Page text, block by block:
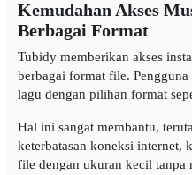
Kemudahan Akses
Berbagai Format
Tubidy memberikan akses
berbagai format file.
lagu dengan pilihan format
Hal ini sangat membantu,
keterbatasan koneksi internet,
file dengan ukuran kecil tanpa